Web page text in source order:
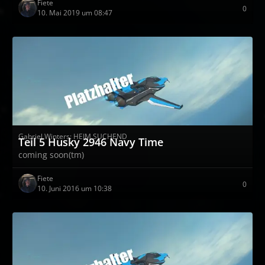
Fiete
10. Mai 2019 um 08:47
0
Gabriel Winters: HEIM SUCHEND
Teil 5 Husky 2946 Navy Time
coming soon(tm)
Fiete
10. Juni 2016 um 10:38
0